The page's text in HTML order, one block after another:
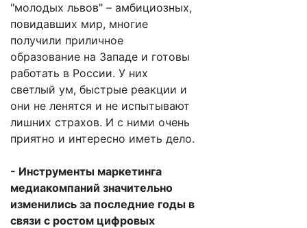
"молодых львов" – амбициозных,
повидавших мир, многие
получили приличное
образование на Западе и готовы
работать в России. У них
светлый ум, быстрые реакции и
они не ленятся и не испытывают
лишних страхов. И с ними очень
приятно и интересно иметь дело.
- Инструменты маркетинга
медиакомпаний значительно
изменились за последние годы в
связи с ростом цифровых